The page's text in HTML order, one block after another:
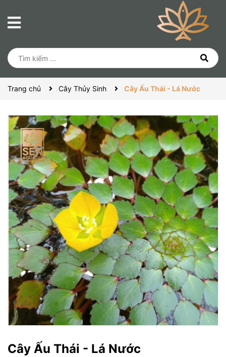
Trang chủ Cây Thủy Sinh Cây Ấu Thái - Lá Nước
Cây Ấu Thái - Lá Nước